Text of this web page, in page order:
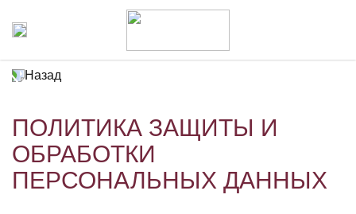
Назад
ПОЛИТИКА ЗАЩИТЫ И
ОБРАБОТКИ
ПЕРСОНАЛЬНЫХ ДАННЫХ